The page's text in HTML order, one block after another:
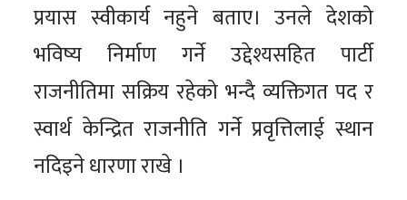
प्रयास स्वीकार्य नहुने बताए। उनले देशको
भविष्य निर्माण गर्ने उद्देश्यसहित पार्टी
राजनीतिमा सक्रिय रहेको भन्दै व्यक्तिगत पद र
स्वार्थ केन्द्रित राजनीति गर्ने प्रवृत्तिलाई स्थान
नदिइने धारणा राखे ।